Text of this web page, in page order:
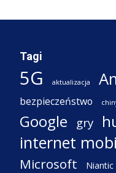
Tagi
5G aktualizacja
bezpieczeństwo
Google gry
internet
Microsoft Niantic